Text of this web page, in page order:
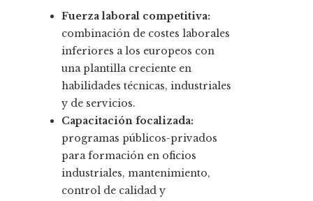
Fuerza laboral competitiva:
combinación de costes laborales
inferiores a los europeos con
una plantilla creciente en
habilidades técnicas, industriales
y de servicios.
Capacitación focalizada:
programas públicos-privados
para formación en oficios
industriales, mantenimiento,
control de calidad y